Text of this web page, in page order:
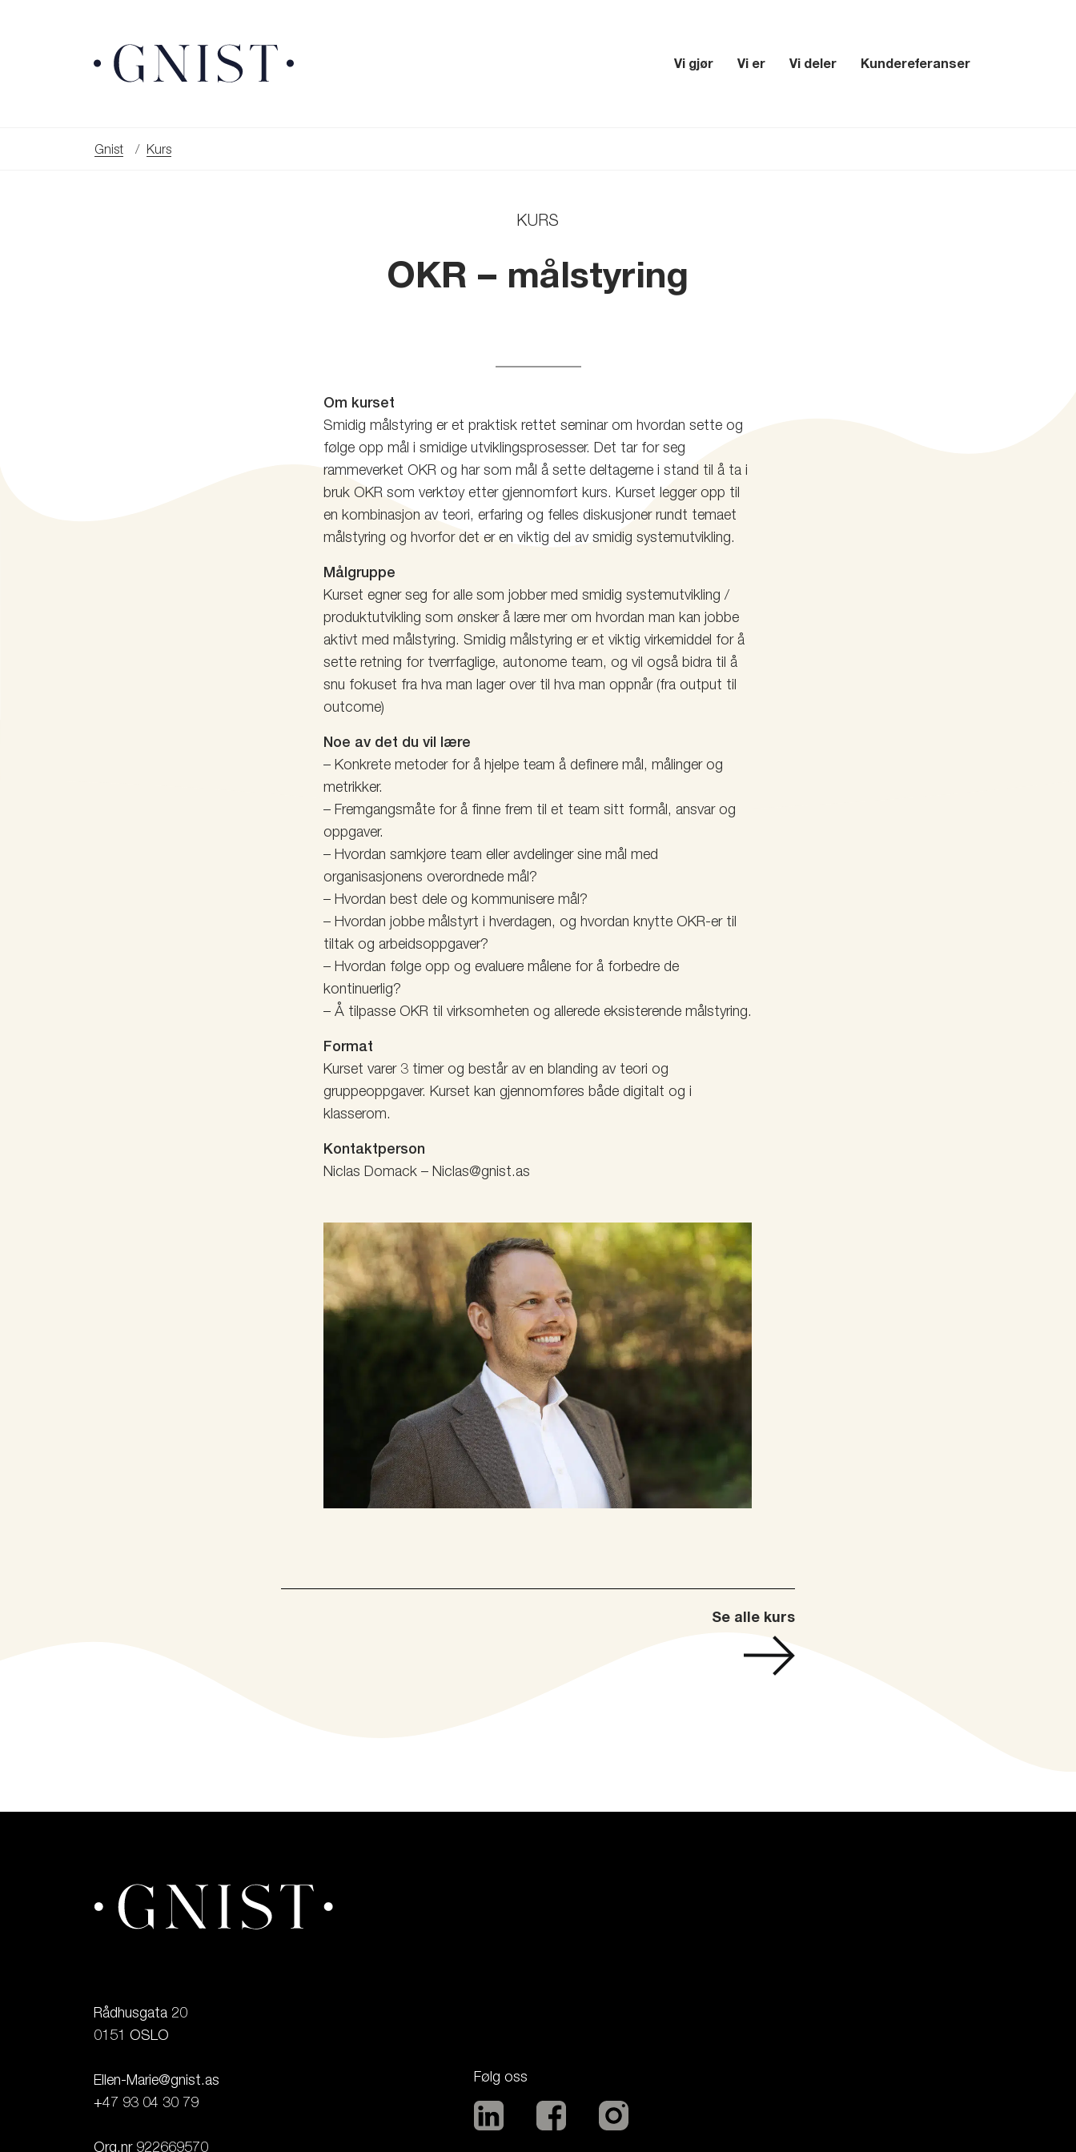
Vi gjør Vi er Vi deler Kundereferanser
Gnist Kurs
KURS
OKR – målstyring
Om kurset
Smidig målstyring er et praktisk rettet seminar om hvordan sette og
følge opp mål i smidige utviklingsprosesser. Det tar for seg
rammeverket OKR og har som mål å sette deltagerne i stand til å ta i
bruk OKR som verktøy etter gjennomført kurs. Kurset legger opp til
en kombinasjon av teori, erfaring og felles diskusjoner rundt temaet
målstyring og hvorfor det er en viktig del av smidig systemutvikling.
Målgruppe
Kurset egner seg for alle som jobber med smidig systemutvikling /
produktutvikling som ønsker å lære mer om hvordan man kan jobbe
aktivt med målstyring. Smidig målstyring er et viktig virkemiddel for å
sette retning for tverrfaglige, autonome team, og vil også bidra til å
snu fokuset fra hva man lager over til hva man oppnår (fra output til
outcome)
Noe av det du vil lære
– Konkrete metoder for å hjelpe team å definere mål, målinger og
metrikker.
– Fremgangsmåte for å finne frem til et team sitt formål, ansvar og
oppgaver.
– Hvordan samkjøre team eller avdelinger sine mål med
organisasjonens overordnede mål?
– Hvordan best dele og kommunisere mål?
– Hvordan jobbe målstyrt i hverdagen, og hvordan knytte OKR-er til
tiltak og arbeidsoppgaver?
– Hvordan følge opp og evaluere målene for å forbedre de
kontinuerlig?
– Å tilpasse OKR til virksomheten og allerede eksisterende målstyring.
Format
Kurset varer 3 timer og består av en blanding av teori og
gruppeoppgaver. Kurset kan gjennomføres både digitalt og i
klasserom.
Kontaktperson
Niclas Domack – Niclas@gnist.as
Se alle kurs
Rådhusgata 20
0151 OSLO
Ellen-Marie@gnist.as
+47 93 04 30 79
Org.nr 922669570
Følg oss